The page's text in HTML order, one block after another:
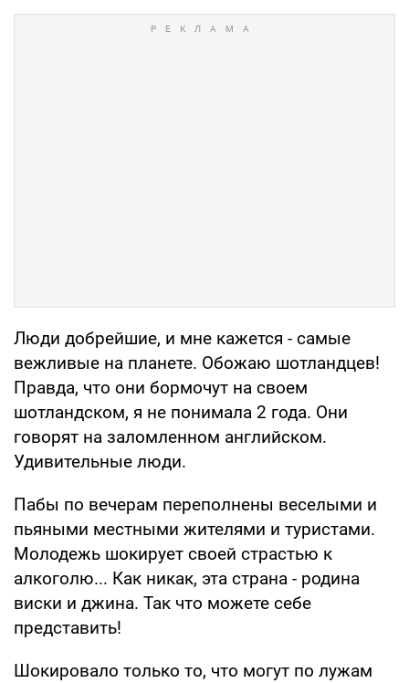
Люди добрейшие, и мне кажется - самые
вежливые на планете. Обожаю шотландцев!
Правда, что они бормочут на своем
шотландском, я не понимала 2 года. Они
говорят на заломленном английском.
Удивительные люди.
Пабы по вечерам переполнены веселыми и
пьяными местными жителями и туристами.
Молодежь шокирует своей страстью к
алкоголю... Как никак, эта страна - родина
виски и джина. Так что можете себе
представить!
Шокировало только то, что могут по лужам